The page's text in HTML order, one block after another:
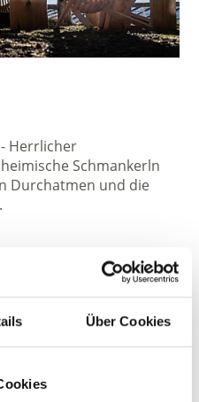
Über Cookies
Herrlicher
Schmankerln
Durchatmen und die